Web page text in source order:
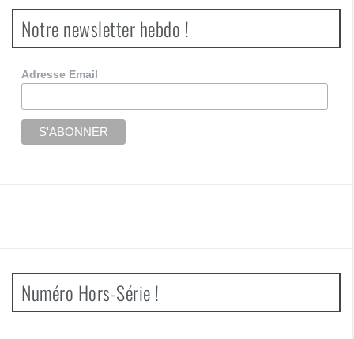
Notre newsletter hebdo !
Adresse Email
Numéro Hors-Série !